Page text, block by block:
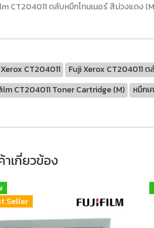
CT204011 ตลับหมึกโทนเนอร์ สีม่วงแดง
CT204011 Fuji Xerox CT204011
CT204011 Toner Cartridge (M)
หมึก
เกี่ยวข้อง
Seller